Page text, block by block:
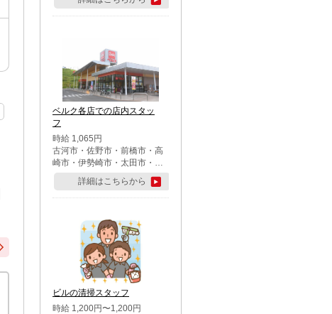
ベルク各店での店内スタッ
フ
時給 1,065円
古河市・佐野市・前橋市・高
崎市・伊勢崎市・太田市・館
林市・藤岡市・大泉町・さい
たま市北区・川越市・熊谷
市・行田市・秩父市・所沢
市・鶴ケ島市・千葉市中央
区・市川市・松戸市・習志野
市・柏市・流山市・八千代
市・足立区・江戸川区・八王
子市・町田市
詳細はこちらから
ビルの清掃スタッフ
時給 1,200円〜1,200円